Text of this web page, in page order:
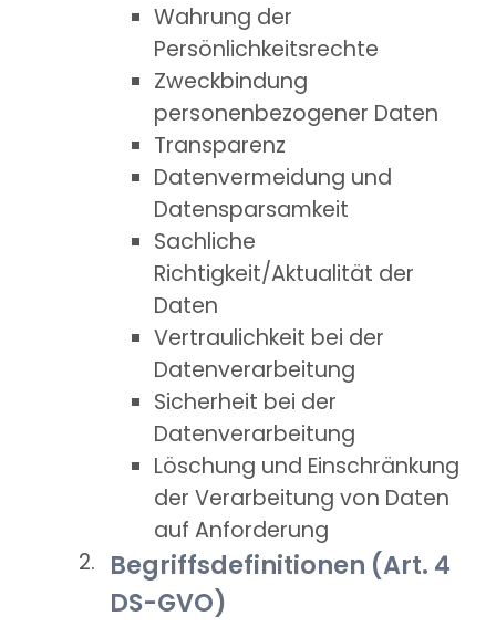
Wahrung der
Persönlichkeitsrechte
Zweckbindung
personenbezogener Daten
Transparenz
Datenvermeidung und
Datensparsamkeit
Sachliche
Richtigkeit/Aktualität der
Daten
Vertraulichkeit bei der
Datenverarbeitung
Sicherheit bei der
Datenverarbeitung
Löschung und Einschränkung
der Verarbeitung von Daten
auf Anforderung
Begriffsdefinitionen (Art. 4
DS-GVO)